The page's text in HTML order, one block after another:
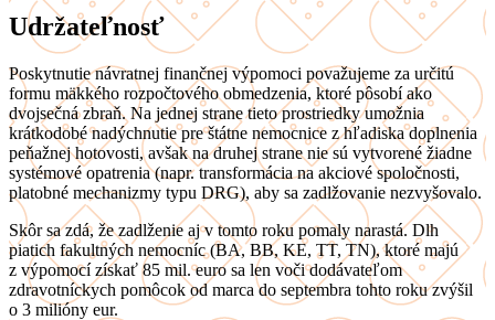
Udržateľnosť
Poskytnutie návratnej finančnej výpomoci považujeme za určitú
formu mäkkého rozpočtového obmedzenia, ktoré pôsobí ako
dvojsečná zbraň. Na jednej strane tieto prostriedky umožnia
krátkodobé nadýchnutie pre štátne nemocnice z hľadiska doplnenia
peňažnej hotovosti, avšak na druhej strane nie sú vytvorené žiadne
systémové opatrenia (napr. transformácia na akciové spoločnosti,
platobné mechanizmy typu DRG), aby sa zadlžovanie nezvyšovalo.
Skôr sa zdá, že zadlženie aj v tomto roku pomaly narastá. Dlh
piatich fakultných nemocníc (BA, BB, KE, TT, TN), ktoré majú
z výpomocí získať 85 mil. euro sa len voči dodávateľom
zdravotníckych pomôcok od marca do septembra tohto roku zvýšil
o 3 milióny eur.